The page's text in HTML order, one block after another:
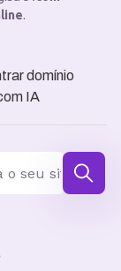
.
domínio
IA